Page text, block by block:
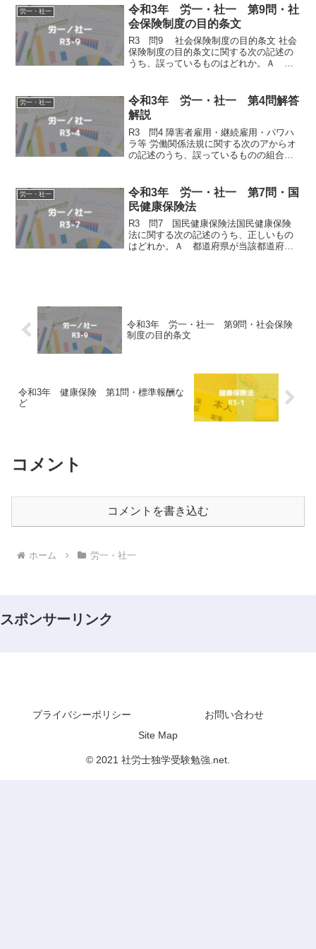
収する。Ｂ 介護認定審査会は、市町村
に置かれ、介護認...
労一・社一
令和3年 労一・社一 第9問・社
会保険制度の目的条文
R3 問9 社会保険制度の目的条文 社会
保険制度の目的条文に関する次の記述の
うち、誤っているものはどれか。Ａ 国
亡に関して必要な保険給付を行い、もつ
て社会保障及び国...
労一・社一
令和3年 労一・社一 第4問解答
解説
R3 問4 障害者雇用・継続雇用・パワハ
ラ等 労働関係法規に関する次のアからオ
の記述のうち、誤っているものの組合せ
第 36 条の 2 から第 36 条の 4 までの規定
に...
労一・社一
令和3年 労一・社一 第7問・国
民健康保険法
R3 問7 国民健康保険法国民健康保険
法に関する次の記述のうち、正しいもの
はどれか。Ａ 都道府県が当該都道府県
令和3年 労一・社一 第9問・社会保険
制度の目的条文
令和3年 健康保険 第1問・標準報酬な
ど
コメント
コメントを書き込む
ホーム 労一・社一
スポンサーリンク
プライバシーポリシー
お問い合わせ
Site Map
© 2021 社労士独学受験勉強.net.